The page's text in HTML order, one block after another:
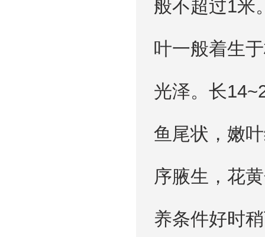
般不超过1米
叶一般着生
光泽。长
鱼尾状，嫩
序腋生，花
养条件好时